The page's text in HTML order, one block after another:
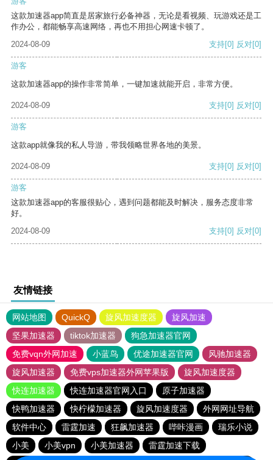
这款加速器app简直是居家旅行必备神器，无论是看视频、玩游戏还是工
作办公，都能畅享高速网络，再也不用担心网速卡顿了。
2024-08-09
支持[0] 反对[0]
游客
这款加速器app的操作非常简单，一键加速就能开启，非常方便。
2024-08-09 支持[0] 反对[0]
游客
这款app就像我的私人导游，带我领略世界各地的美景。
2024-08-09 支持[0] 反对[0]
游客
这款加速器app的客服很贴心，遇到问题都能及时解决，服务态度非常
好。
2024-08-09
支持[0] 反对[0]
友情链接
网站地图 QuickQ 旋风加速度器
旋风加速
坚果加速器
tiktok加速器
狗急加速器官网
免费vqn外网加速
小蓝鸟 优途加速器官网
风驰加速器
旋风加速器
免费vps加速器外网苹果版
旋风加速度器
快连加速器
快连加速器官网入口
原子加速器
快鸭加速器
快柠檬加速器 旋风加速度器
外网网址导航
软件中心
雷霆加速 狂飙加速器 哔咔漫画
瑞乐小说
小美
小美vpn 小美加速器
雷霆加速下载